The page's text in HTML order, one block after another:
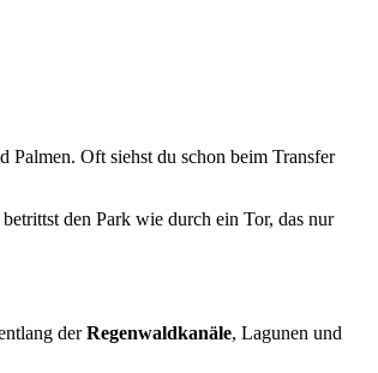
Palmen. Oft siehst du schon beim Transfer
den Park wie durch ein Tor, das nur
derRegenwaldkanäle, Lagunen und